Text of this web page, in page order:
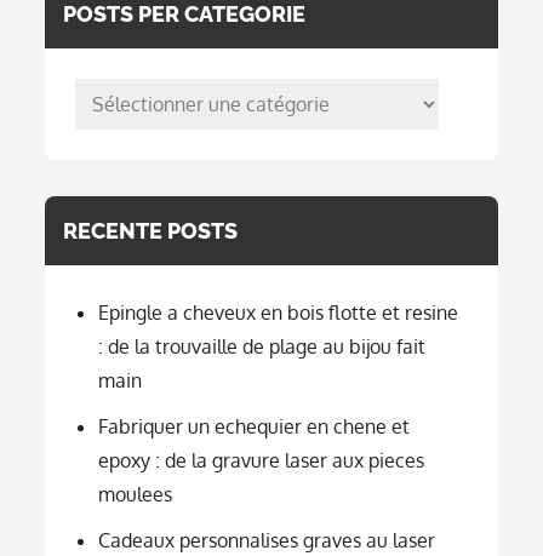
POSTS PER CATEGORIE
posts
RECENTE POSTS
Epingle a cheveux en bois flotte et resine
: de la trouvaille de plage au bijou fait
main
Fabriquer un echequier en chene et
epoxy : de la gravure laser aux pieces
moulees
Cadeaux personnalises graves au laser